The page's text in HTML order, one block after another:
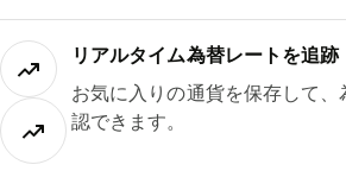
リアルタイム為替レートを追跡
お気に入りの通貨を保存して
認できます。